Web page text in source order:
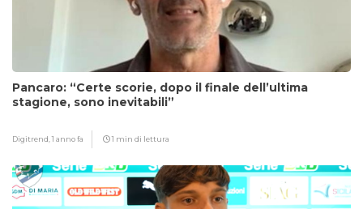
Pancaro: “Certe scorie, dopo il finale dell’ultima
stagione, sono inevitabili”
Digitrend,1 anno fa 1 min di lettura